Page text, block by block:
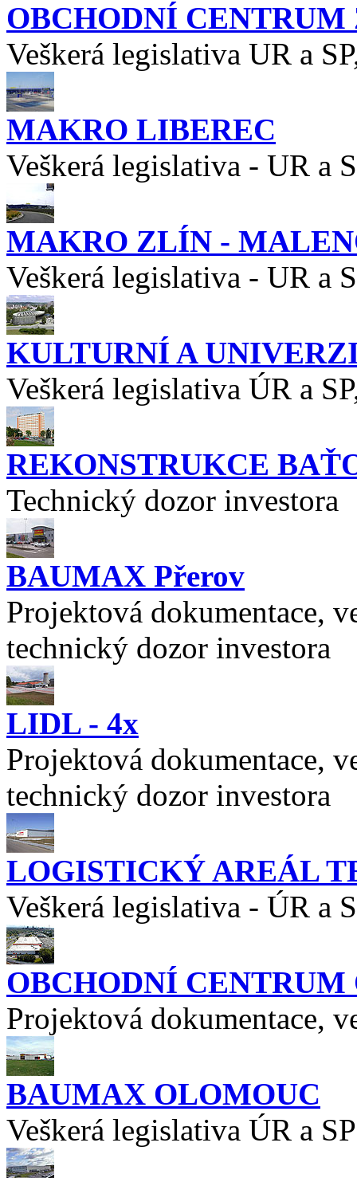
OBCHODNÍ
Veškerá legislativa UR a
MAKRO LIBEREC
Veškerá legislativa - UR a
MAKRO ZLÍN -
Veškerá legislativa - UR a
KULTURNÍ A
Veškerá legislativa ÚR a
REKONSTRUKCE
Technický dozor investora
BAUMAX Přerov
Projektová dokumentace,
technický dozor investora
LIDL - 4x
Projektová dokumentace,
technický dozor investora
LOGISTICKÝ AREÁL
Veškerá legislativa - ÚR a
OBCHODNÍ CENTRUM
Projektová dokumentace,
BAUMAX OLOMOUC
Veškerá legislativa ÚR a SP